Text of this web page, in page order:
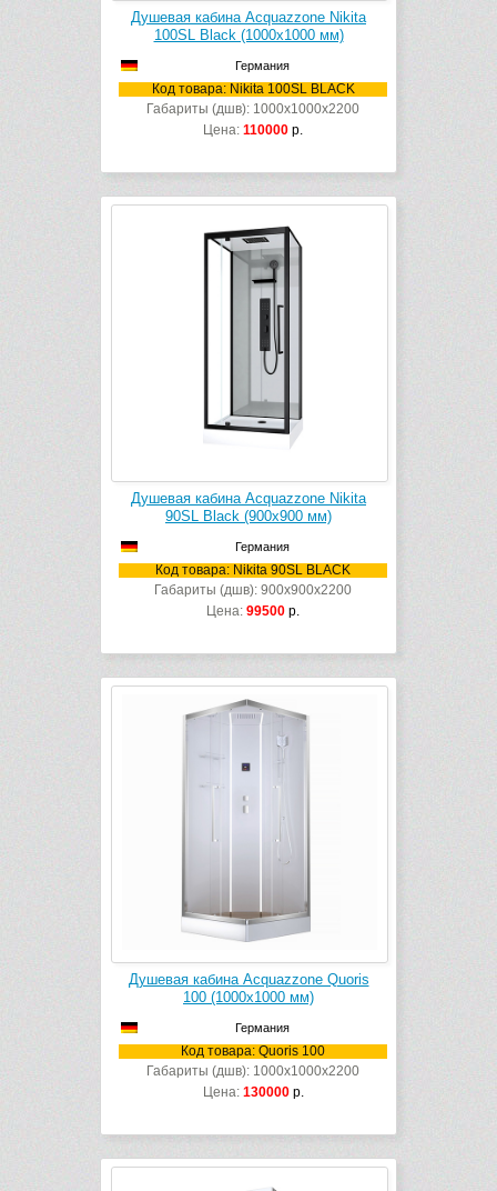
Душевая кабина Acquazzone Nikita
100SL Black (1000х1000 мм)
Германия
Код товара: Nikita 100SL BLACK
Габариты (дшв): 1000x1000x2200
Цена: 110000 р.
Душевая кабина Acquazzone Nikita
90SL Black (900х900 мм)
Германия
Код товара: Nikita 90SL BLACK
Габариты (дшв): 900x900x2200
Цена: 99500 р.
Душевая кабина Acquazzone Quoris
100 (1000х1000 мм)
Германия
Код товара: Quoris 100
Габариты (дшв): 1000x1000x2200
Цена: 130000р.